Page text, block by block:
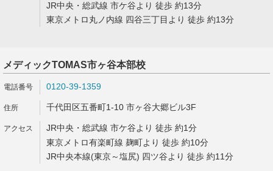
JR中央・総武線 市ケ谷より 徒歩 約13分
東京メトロ丸ノ内線 四谷三丁目より 徒歩 約13分
メディックTOMAS市ヶ谷本部校
0120-39-1359
千代田区五番町1-10 市ヶ谷大郷ビル3F
JR中央・総武線 市ケ谷より 徒歩 約1分
東京メトロ有楽町線 麹町より 徒歩 約10分
JR中央本線(東京～塩尻) 四ツ谷より 徒歩 約11分